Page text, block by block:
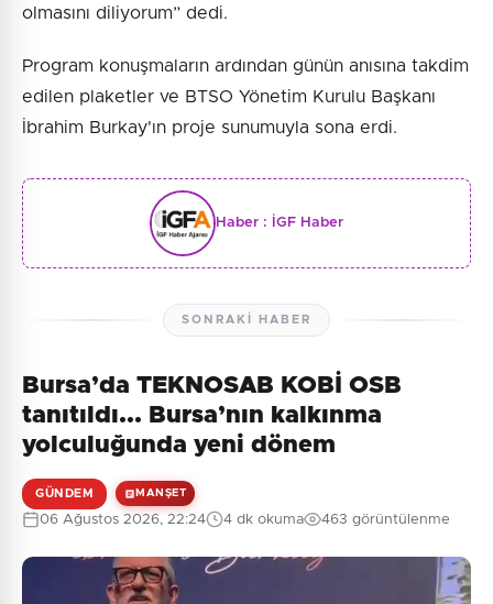
olmasını diliyorum” dedi.
Program konuşmaların ardından günün anısına takdim
edilen plaketler ve BTSO Yönetim Kurulu Başkanı
İbrahim Burkay'ın proje sunumuyla sona erdi.
Haber : İGF Haber
SONRAKI HABER
Bursa’da TEKNOSAB KOBİ OSB
tanıtıldı... Bursa’nın kalkınma
yolculuğunda yeni dönem
GÜNDEM MANŞET
06 Ağustos 2026, 22:24 4 dk okuma 463 görüntülenme